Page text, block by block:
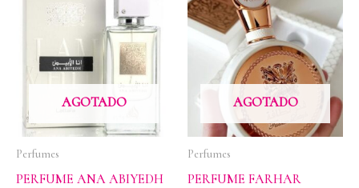
AGOTADO
Perfumes
PERFUME ANA ABIYEDH
AGOTADO
Perfumes
PERFUME FARHAR